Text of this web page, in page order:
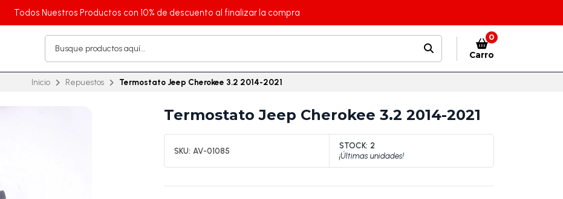
Todos Nuestros Productos con 10% de descuento al finalizar la compra
0
Carro
Inicio Repuestos Termostato Jeep Cherokee 3.2 2014-2021
Termostato Jeep Cherokee 3.2 2014-2021
SKU: AV-01085
STOCK: 2
¡Últimas unidades!